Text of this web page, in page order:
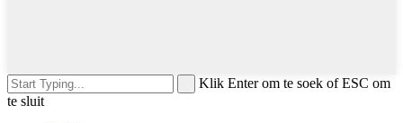
Klik Enter om te soek of ESC om
te sluit